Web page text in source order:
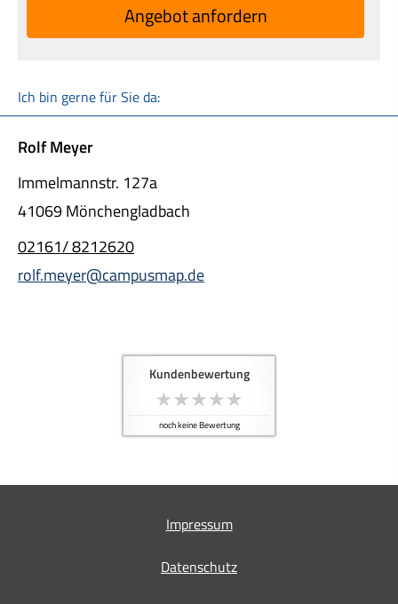
An­ge­bot an­for­dern
Ich bin gerne für Sie da:
Rolf Meyer
Immelmannstr. 127a
41069 Mönchengladbach
02161/ 8212620
rolf.meyer@campusmap.de
Kundenbewertung
noch keine Bewertung
Impressum
Datenschutz